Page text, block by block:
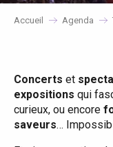
Accueil Agenda
Concerts et
expositions qui
curieux, ou encore
saveurs…